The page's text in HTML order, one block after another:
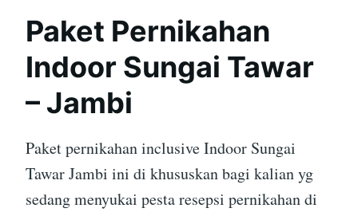
Paket Pernikahan
Indoor Sungai Tawar
– Jambi
Paket pernikahan inclusive Indoor Sungai
Tawar Jambi ini di khususkan bagi kalian yg
sedang menyukai pesta resepsi pernikahan di